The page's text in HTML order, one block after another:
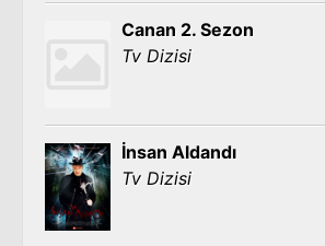
Canan 2. Sezon
Tv Dizisi
İnsan Aldandı
Tv Dizisi